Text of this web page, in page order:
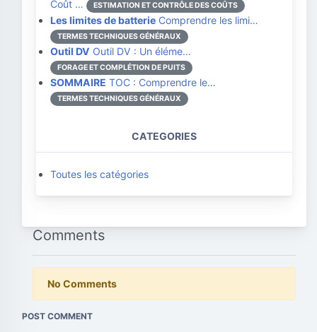
Coût …
ESTIMATION ET CONTRÔLE DES COÛTS
Les limites de batterie Comprendre les limi…
TERMES TECHNIQUES GÉNÉRAUX
Outil DV Outil DV : Un éléme…
FORAGE ET COMPLÉTION DE PUITS
SOMMAIRE TOC : Comprendre le…
TERMES TECHNIQUES GÉNÉRAUX
CATEGORIES
Toutes les catégories
Comments
No Comments
POST COMMENT